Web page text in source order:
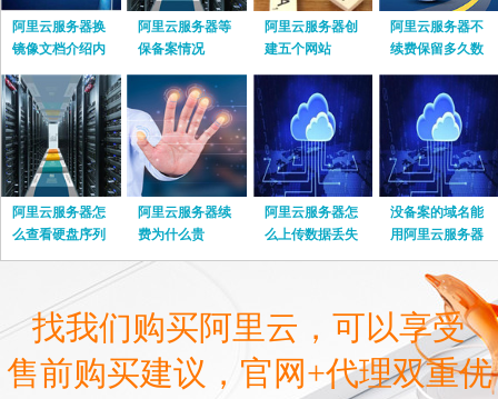
阿里云服务器换
镜像文档介绍内
容
阿里云服务器等
保备案情况
阿里云服务器创
建五个网站
阿里云服务器不
续费保留多久数
据
阿里云服务器怎
么查看硬盘序列
号
阿里云服务器续
费为什么贵
阿里云服务器怎
么上传数据丢失
没备案的域名能
用阿里云服务器
嘛
找我们购买阿里云，可以享受
售前购买建议，官网+代理双重优